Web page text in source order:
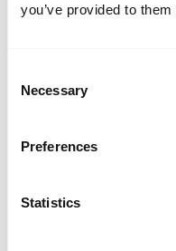
you’ve provided to
Selection
Necessary
Preferences
Statistics
Fallbeispiel
das Problem der